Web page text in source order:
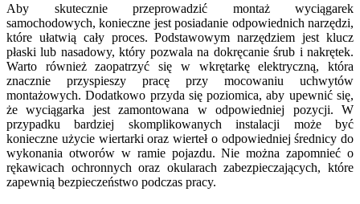
Aby skutecznie przeprowadzić montaż wyciągarek
samochodowych, konieczne jest posiadanie odpowiednich narzędzi,
które ułatwią cały proces. Podstawowym narzędziem jest klucz
płaski lub nasadowy, który pozwala na dokręcanie śrub i nakrętek.
Warto również zaopatrzyć się w wkrętarkę elektryczną, która
znacznie przyspieszy pracę przy mocowaniu uchwytów
montażowych. Dodatkowo przyda się poziomica, aby upewnić się,
że wyciągarka jest zamontowana w odpowiedniej pozycji. W
przypadku bardziej skomplikowanych instalacji może być
konieczne użycie wiertarki oraz wierteł o odpowiedniej średnicy do
wykonania otworów w ramie pojazdu. Nie można zapomnieć o
rękawicach ochronnych oraz okularach zabezpieczających, które
zapewnią bezpieczeństwo podczas pracy.